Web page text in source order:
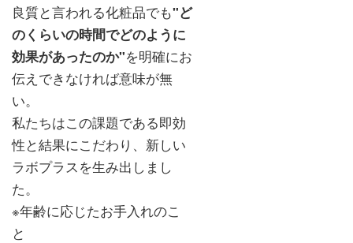
良質と言われる化粧品でも"ど
のくらいの時間でどのように
効果があったのか"を明確にお
伝えできなければ意味が無
い。
私たちはこの課題である即効
性と結果にこだわり、新しい
ラボプラスを生み出しまし
た。
※年齢に応じたお手入れのこ
と